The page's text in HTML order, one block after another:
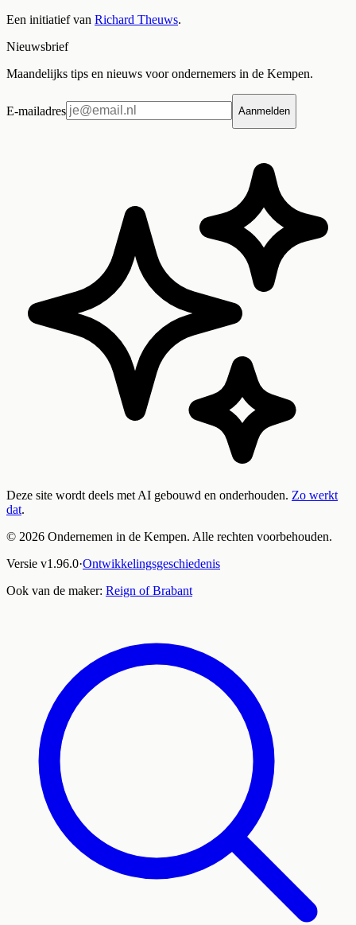
Een initiatief van Richard Theuws.
Nieuwsbrief
Maandelijks tips en nieuws voor ondernemers in de Kempen.
E-mailadres Aanmelden
Deze site wordt deels met AI gebouwd en onderhouden. Zo werkt
dat.
© 2026 Ondernemen in de Kempen. Alle rechten voorbehouden.
Versie v1.96.0·Ontwikkelingsgeschiedenis
Ook van de maker: Reign of Brabant